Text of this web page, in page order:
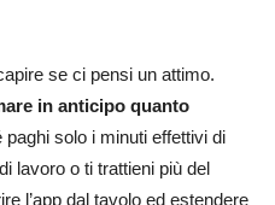
se ci pensi un attimo.
in anticipo quanto
paghi solo i minuti effettivi di
lavoro o ti trattieni più del
l’app dal tavolo ed estendere